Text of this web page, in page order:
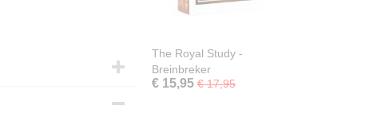
The Royal Study -
Breinbreker
€ 15,95 € 17,95